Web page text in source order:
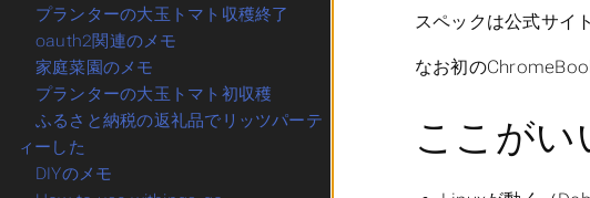
スペックは公式サイ
なお初の
ここがい
プランターの大玉トマト収穫終了
oauth2関連のメモ
家庭菜園のメモ
プランターの大玉トマト初収穫
ふるさと納税の返礼品でリッツパーテ
ィーした
DIYのメモ